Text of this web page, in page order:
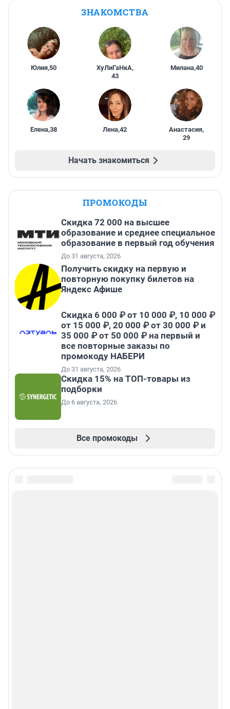
ЗНАКОМСТВА
Юлия,50 ХуЛиГаНкА,
43
Милана,40
Елена,38 Лена,42 Анастасия,
29
Начать знакомиться
ПРОМОКОДЫ
Скидка 72 000 на высшее
образование и среднее специальное
образование в первый год обучения
До 31 августа, 2026
Получить скидку на первую и
повторную покупку билетов на
Яндекс Афише
Скидка 6 000 ₽ от 10 000 ₽, 10 000 ₽
от 15 000 ₽, 20 000 ₽ от 30 000 ₽ и
35 000 ₽ от 50 000 ₽ на первый и
все повторные заказы по
промокоду НАБЕРИ
До 31 августа, 2026
Скидка 15% на ТОП-товары из
подборки
До 6 августа, 2026
Все промокоды